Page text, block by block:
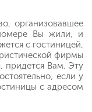
организовавшее
Вы жили, и
с гостиницей,
фирмы
придется Вам. Эту
если у
с адресом